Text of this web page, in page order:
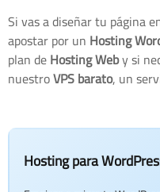
Si vas a diseñar tu página
apostar por un Hosting
plan deHosting Weby si
nuestroVPS barato, un
Hosting para